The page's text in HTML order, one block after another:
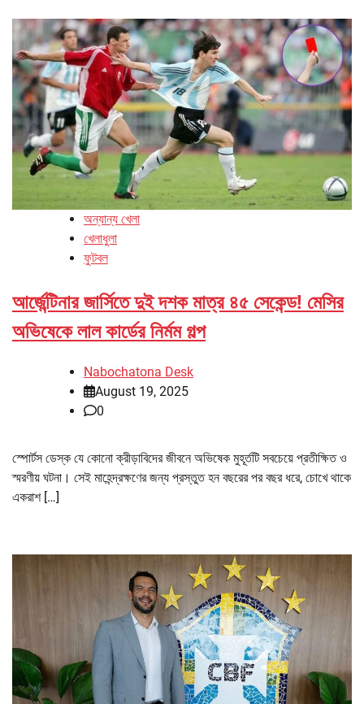
অন্যান্য খেলা
খেলাধুলা
ফুটবল
আর্জেন্টিনার জার্সিতে দুই দশক মাত্র ৪৫ সেকেন্ড! মেসির
অভিষেকে লাল কার্ডের নির্মম গল্প
Nabochatona Desk
August 19, 2025
0
স্পোর্টস ডেস্ক যে কোনো ক্রীড়াবিদের জীবনে অভিষেক মুহূর্তটি সবচেয়ে প্রতীক্ষিত ও
স্মরণীয় ঘটনা। সেই মাহেন্দ্রক্ষণের জন্য প্রস্তুত হন বছরের পর বছর ধরে, চোখে থাকে
একরাশ […]